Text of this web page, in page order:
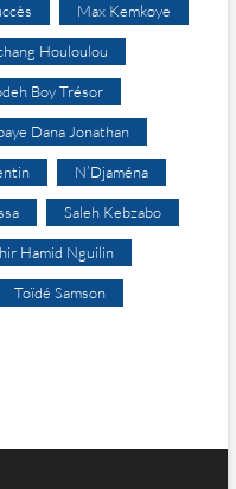
Max Kemkoye
Houloulou
Boy Trésor
Dana Jonathan
N’Djaména
Saleh Kebzabo
Hamid Nguilin
Toïdé Samson